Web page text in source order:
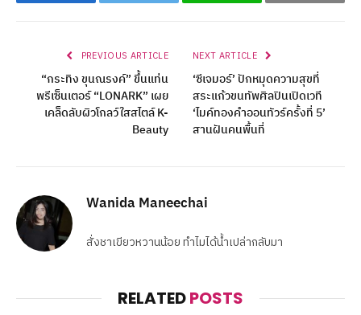
PREVIOUS ARTICLE
“กระทิง ขุนณรงค์” ขึ้นแท่น
พรีเซ็นเตอร์ “LONARK” เผย
เคล็ดลับผิวโกลว์ใสสไตล์ K-
Beauty
NEXT ARTICLE
‘ซีเจมอร์’ ปักหมุดความสุขที่
สระแก้วขนทัพศิลปินเปิดเวที
‘ไมค์ทองคำออนทัวร์ครั้งที่ 5’
สานฝันคนพื้นที่
Wanida Maneechai
สั่งชาเขียวหวานน้อย ทำไมได้น้ำเปล่ากลับมา
RELATEDPOSTS